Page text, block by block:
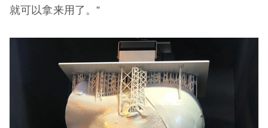
就可以拿来用了。”